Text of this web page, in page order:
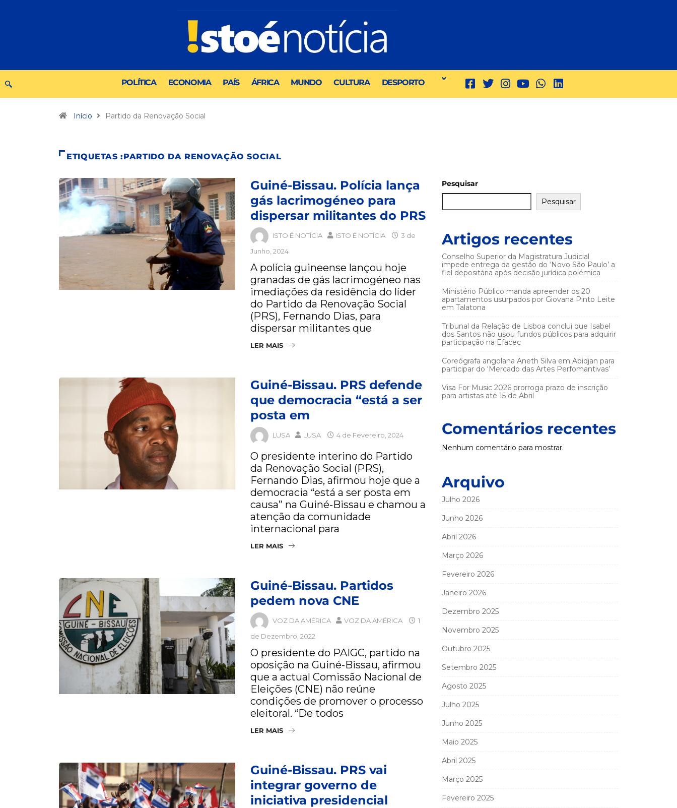
POLÍTICA ECONOMIA PAÍS ÁFRICA MUNDO CULTURA DESPORTO
Início Partido da Renovação Social
ETIQUETAS :PARTIDO DA RENOVAÇÃO SOCIAL
Guiné-Bissau. Polícia lança
gás lacrimogéneo para
dispersar militantes do PRS
ISTO É NOTÍCIA ISTO É NOTÍCIA
3 de
Junho, 2024
A polícia guineense lançou hoje
granadas de gás lacrimogéneo nas
imediações da residência do líder
do Partido da Renovação Social
(PRS), Fernando Dias, para
dispersar militantes que
LER MAIS
Guiné-Bissau. PRS defende
que democracia “está a ser
posta em
LUSA LUSA 4 de Fevereiro, 2024
O presidente interino do Partido
da Renovação Social (PRS),
Fernando Dias, afirmou hoje que a
democracia “está a ser posta em
causa” na Guiné-Bissau e chamou a
atenção da comunidade
internacional para
LER MAIS
Guiné-Bissau. Partidos
pedem nova CNE
VOZ DA AMÉRICA VOZ DA AMÉRICA
1
de Dezembro, 2022
O presidente do PAIGC, partido na
oposição na Guiné-Bissau, afirmou
que a actual Comissão Nacional de
Eleições (CNE) não reúne
condições de promover o processo
eleitoral. “De todos
LER MAIS
Guiné-Bissau. PRS vai
integrar governo de
iniciativa presidencial
Pesquisar
Pesquisar
Artigos recentes
Conselho Superior da Magistratura Judicial
impede entrega da gestão do ‘Novo São Paulo’ a
fiel depositária após decisão jurídica polémica
Ministério Público manda apreender os 20
apartamentos usurpados por Giovana Pinto Leite
em Talatona
Tribunal da Relação de Lisboa conclui que Isabel
dos Santos não usou fundos públicos para adquirir
participação na Efacec
Coreógrafa angolana Aneth Silva em Abidjan para
participar do ‘Mercado das Artes Perfomantivas’
Visa For Music 2026 prorroga prazo de inscrição
para artistas até 15 de Abril
Comentários recentes
Nenhum comentário para mostrar.
Arquivo
Julho 2026
Junho 2026
Abril 2026
Março 2026
Fevereiro 2026
Janeiro 2026
Dezembro 2025
Novembro 2025
Outubro 2025
Setembro 2025
Agosto 2025
Julho 2025
Junho 2025
Maio 2025
Abril 2025
Março 2025
Fevereiro 2025